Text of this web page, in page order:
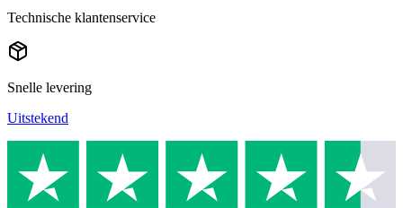
Technische klantenservice
Snelle levering
Uitstekend